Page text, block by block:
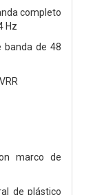
completo
Hz
banda de 48
marco de
de plástico